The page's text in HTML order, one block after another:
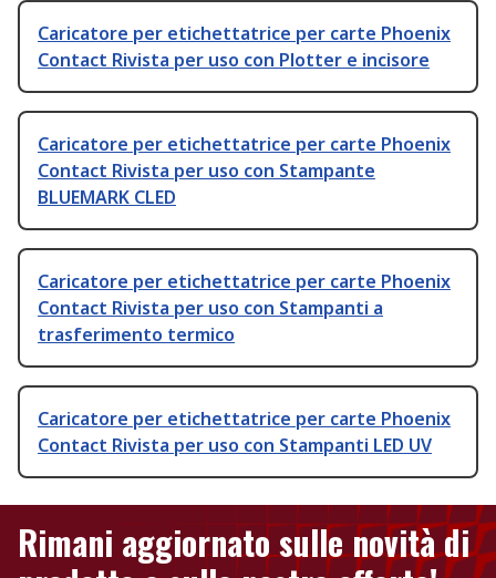
Caricatore per etichettatrice per carte Phoenix
Contact Rivista per uso con Plotter e incisore
Caricatore per etichettatrice per carte Phoenix
Contact Rivista per uso con Stampante
BLUEMARK CLED
Caricatore per etichettatrice per carte Phoenix
Contact Rivista per uso con Stampanti a
trasferimento termico
Caricatore per etichettatrice per carte Phoenix
Contact Rivista per uso con Stampanti LED UV
Rimani aggiornato sulle novità di